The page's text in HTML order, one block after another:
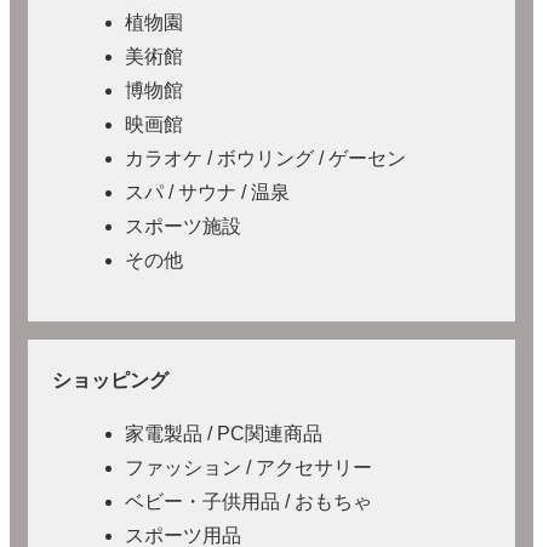
植物園
美術館
博物館
映画館
カラオケ / ボウリング / ゲーセン
スパ / サウナ / 温泉
スポーツ施設
その他
ショッピング
家電製品 / PC関連商品
ファッション / アクセサリー
ベビー・子供用品 / おもちゃ
スポーツ用品